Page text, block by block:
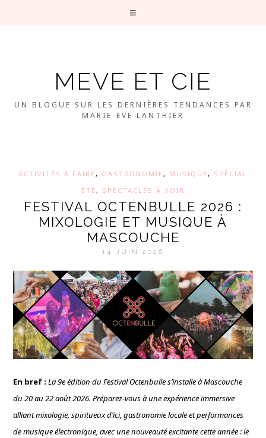
MEVE ET CIE
UN BLOGUE SUR LES DERNIÈRES TENDANCES PAR
MARIE-EVE LANTHIER
ACTIVITÉS À FAIRE, GASTRONOMIE, MUSIQUE, SPÉCIAL
ÉTÉ, SPECTACLES À VOIR
FESTIVAL OCTENBULLE 2026 :
MIXOLOGIE ET MUSIQUE À
MASCOUCHE
14 JUIN 2026
En bref : La 9e édition du Festival Octenbulle s’installe à Mascouche
du 20 au 22 août 2026. Préparez-vous à une expérience immersive
alliant mixologie, spiritueux d’ici, gastronomie locale et performances
de musique électronique, avec une nouveauté excitante cette année : le